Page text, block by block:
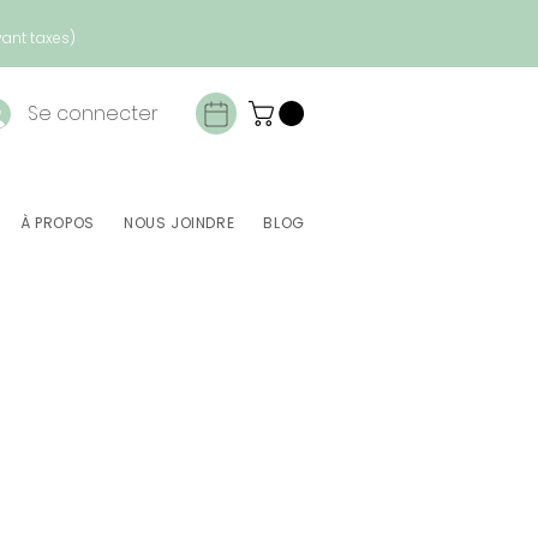
taxes)
Se connecter
À PROPOS NOUS JOINDRE BLOG